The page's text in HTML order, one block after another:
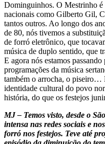
Dominguinhos. O Mestrinho é
nacionais como Gilberto Gil,
tantos outros. Ao longo dos
de 80, nós tivemos a
de forró eletrônico, que
música de duplo sentido, que
E agora nós estamos
programações da música
também o arrocha, o piseiro…
identidade cultural do povo
história, do que os festejos
MJ – Temos visto, desde o
intensa nas redes sociais e
forró nos festejos. Teve até